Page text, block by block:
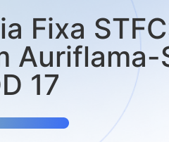
Fixa
Auriflama-
17